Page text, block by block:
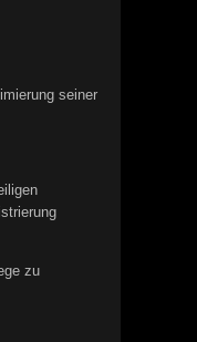
seiner
zu